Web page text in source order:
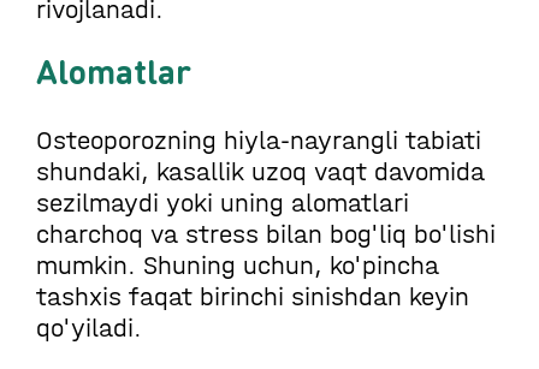
rivojlanadi.
Alomatlar
Osteoporozning hiyla-nayrangli tabiati
shundaki, kasallik uzoq vaqt davomida
sezilmaydi yoki uning alomatlari
charchoq va stress bilan bog'liq bo'lishi
mumkin. Shuning uchun, ko'pincha
tashxis faqat birinchi sinishdan keyin
qo'yiladi.